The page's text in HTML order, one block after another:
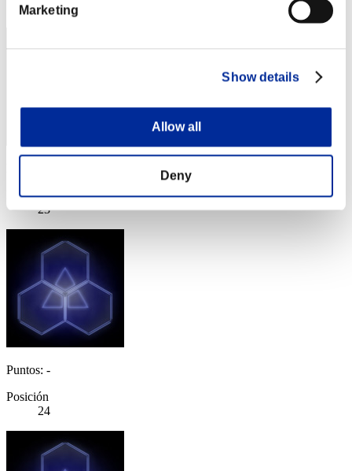
Marketing
Show details
Allow all
Deny
22
Posición
23
Puntos: -
Posición
24